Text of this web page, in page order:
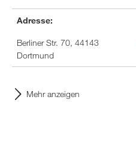
Adresse:
Berliner Str. 70, 44143
Dortmund
Mehr anzeigen